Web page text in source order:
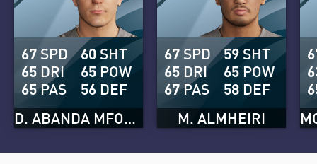
D. ABANDA MFOMO
67 SPD
65 DRI
65PAS
60 SHT
65 POW
56 DEF
M. ALMHEIRI
67 SPD
65 DRI
67PAS
59 SHT
65 POW
58 DEF